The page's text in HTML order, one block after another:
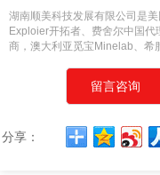
湖南顺美科技发展有限公司是
Exploier开拓者、费舍尔中国
商，澳大利亚觅宝Minelab、希
留言咨询
分享：